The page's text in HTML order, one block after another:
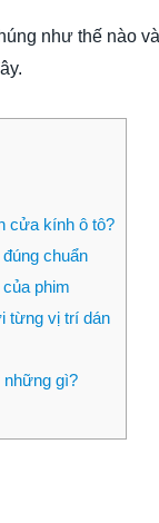
như thế nào
cửa kính ô tô?
chuẩn
phim
từng vị trí dán
những gì?